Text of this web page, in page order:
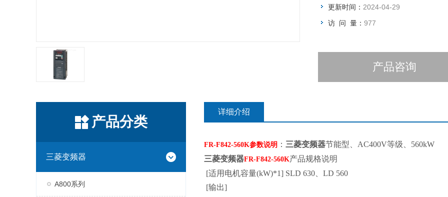
更新时间： 2024-04-29
访 问 量： 977
产品咨询
产品分类
三菱变频器
A800系列
详细介绍
FR-F842-560K参数说明 ： 三菱变频器节能型、AC400V等级、560kW
三菱变频器FR-F842-560K产品规格说明
[适用电机容量(kW)*1] SLD 630、LD 560
[输出]